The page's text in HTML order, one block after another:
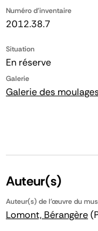
Numéro d'inventaire
2012.38.7
Situation
En réserve
Galerie
Galerie des
Auteur(s)
Auteur(s) de l'œuvre du
Lomont, Bérangère